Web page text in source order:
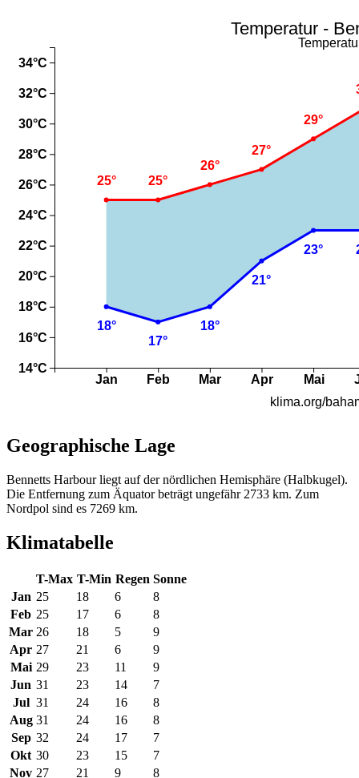
Geographische Lage
Bennetts Harbour liegt auf der nördlichen Hemisphäre (Halbkugel).
Die Entfernung zum Äquator beträgt ungefähr 2733 km. Zum
Nordpol sind es 7269 km.
Klimatabelle
T-Max T-Min Regen Sonne
Jan 25 18 6
8
Feb 25 17 6
8
Mar 26 18 5
9
Apr 27 21 6
9
Mai 29 23 11
9
Jun 31 23 14
7
Jul 31 24 16
8
Aug 31 24 16
8
Sep 32 24 17
7
Okt 30 23 15
7
Nov 27 21 9 8